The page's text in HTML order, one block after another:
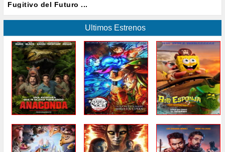
Fugitivo del Futuro ...
Ultimos Estrenos